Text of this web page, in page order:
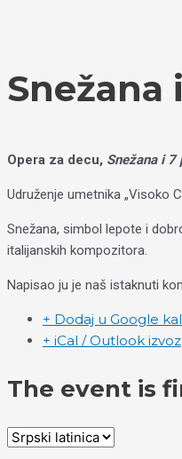
Snežana
Opera za decu, Snežana i 7
Udruženje umetnika „Visoko
Snežana, simbol lepote i
italijanskih kompozitora.
Napisao ju je naš istaknuti
+ Dodaj u Google
+ iCal / Outlook izvoz
The event is